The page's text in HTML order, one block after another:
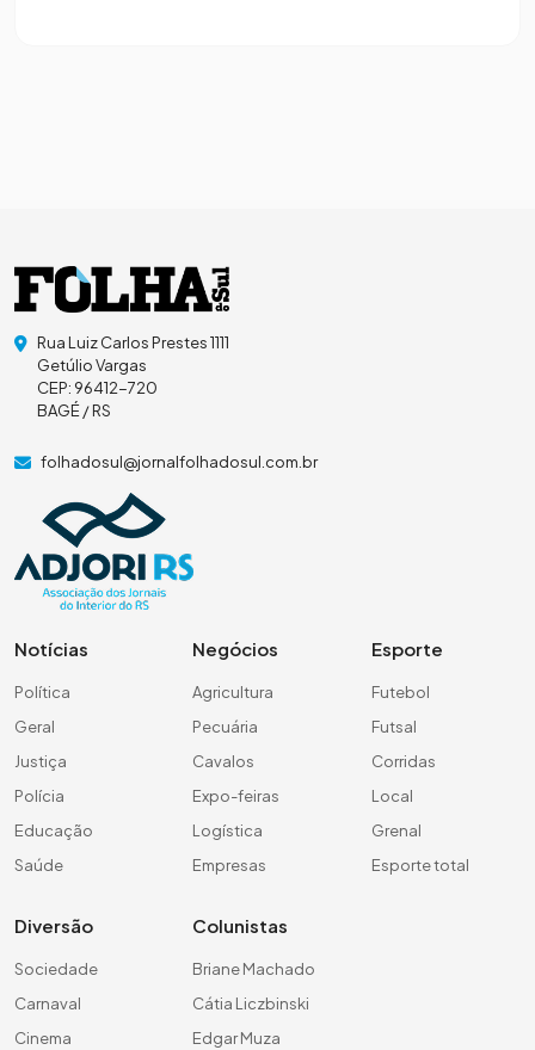
Rua Luiz Carlos Prestes 1111
Getúlio Vargas
CEP: 96412-720
BAGÉ / RS
folhadosul@jornalfolhadosul.com.br
Notícias
Política
Geral
Justiça
Polícia
Educação
Saúde
Negócios
Agricultura
Pecuária
Cavalos
Expo-feiras
Logística
Empresas
Esporte
Futebol
Futsal
Corridas
Local
Grenal
Esporte total
Diversão
Sociedade
Carnaval
Cinema
Colunistas
Briane Machado
Cátia Liczbinski
Edgar Muza